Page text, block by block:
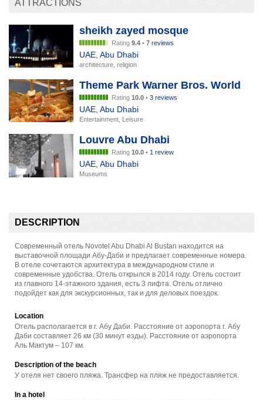
ATTRACTIONS
sheikh zayed mosque
Rating 9.4 • 7 reviews
UAE Abu Dhabi
architecture, religion
Theme Park Warner Bros. World
Rating 10.0 • 3 reviews
UAE Abu Dhabi
Entertainment, Leisure
Louvre Abu Dhabi
Rating 10.0 • 1 review
UAE, Abu Dhabi
Museums
DESCRIPTION
Современный отель Novotel Abu Dhabi Al Bustan находится на
выставочной площади Абу-Даби и предлагает современные номера.
В отеле сочетаются архитектура в международном стиле и
современные удобства. Отель открылся в 2014 году. Отель состоит
из главного 14-этажного здания, есть 3 лифта. Отель отлично
подойдет как для экскурсионных, так и для деловых поездок.
Location
Отель располагается в г. Абу Даби. Расстояние от аэропорта г. Абу
Даби составляет 26 км (30 минут езды). Расстояние от аэропорта
Аль Мактум – 107 км.
Description of the beach
У отеля нет своего пляжа. Трансфер на пляж не предоставляется.
In a hotel